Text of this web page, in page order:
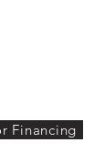
Financing